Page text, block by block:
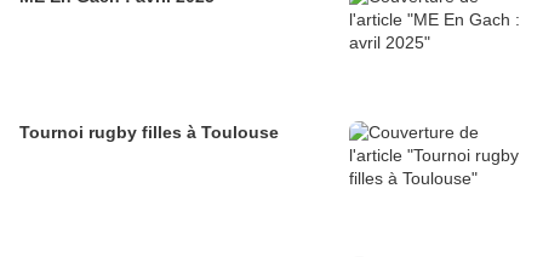
Tournoi rugby filles à Toulouse